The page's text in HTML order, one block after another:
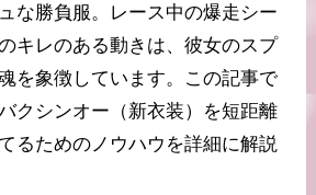
な勝負服。レース中の爆走シー
キレのある動きは、彼女のスプ
を象徴しています。この記事で
クシンオー（新衣装）を短距離
るためのノウハウを詳細に解説